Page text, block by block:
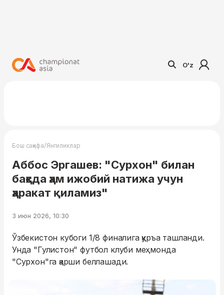
O'z
Бош саҳифа/Янгиликлар
Аббос Эргашев: "Сурхон" билан
баҳсда ҳам ижобий натижа учун
ҳаракат қиламиз"
3 июн 2026, 10:30
Ўзбекистон кубоги 1/8 финалига қуръа ташланди.
Унда "Гулистон" футбол клуби меҳмонда
"Сурхон"га қарши беллашади.